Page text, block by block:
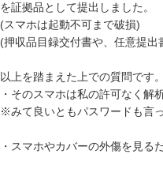
を証拠品として提出しました。
(スマホは起動不可まで破損)
(押収品目録交付書や、任意提出
以上を踏まえた上での質問です。
・そのスマホは私の許可なく解
※みて良いともパスワードも言
・スマホやカバーの外傷を見る